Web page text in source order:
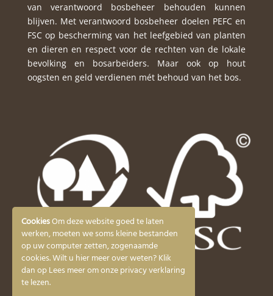
van verantwoord bosbeheer behouden kunnen
blijven. Met verantwoord bosbeheer doelen PEFC en
FSC op bescherming van het leefgebied van planten
en dieren en respect voor de rechten van de lokale
bevolking en bosarbeiders. Maar ook op hout
oogsten en geld verdienen mét behoud van het bos.
CookiesOm deze website goed te laten
werken, moeten we soms kleine bestanden
op uw computer zetten, zogenaamde
cookies. Wilt u hier meer over weten? Klik
dan op Lees meer om onze privacy verklaring
te lezen.